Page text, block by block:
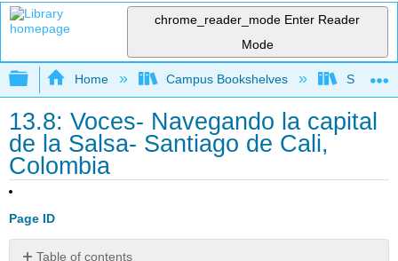
chrome_reader_mode Enter Reader
Mode
Expand/collapse global hierarchy
Home Campus Bookshelves Skyline
13.8: Voces- Navegando la capital
de la Salsa- Santiago de Cali,
Colombia
Page ID
Table of contents